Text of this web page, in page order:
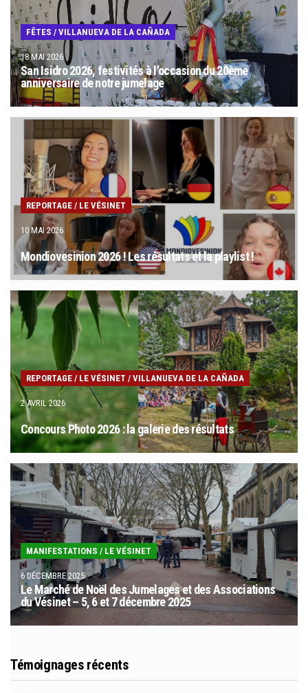
FÊTES / VILLANUEVA DE LA CAÑADA
18 MAI 2026
San Isidro 2026, festivités à l’occasion du 20ème
anniversaire de notre jumelage
REPORTAGE / LE VÉSINET
10 MAI 2026
Mondiovesinion 2026 ! Les résultats et la playlist !
REPORTAGE / LE VÉSINET / VILLANUEVA DE LA CAÑADA
2 AVRIL 2026
Concours Photo 2026 : la galerie des résultats
MANIFESTATIONS / LE VÉSINET
6 DÉCEMBRE 2025
Le Marché de Noël des Jumelages et des Associations
du Vésinet – 5, 6 et 7 décembre 2025
Témoignages récents